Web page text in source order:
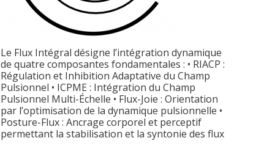
Le Flux Intégral désigne l’intégration dynamique
de quatre composantes fondamentales : • RIACP :
Régulation et Inhibition Adaptative du Champ
Pulsionnel • ICPME : Intégration du Champ
Pulsionnel Multi-Échelle • Flux-Joie : Orientation
par l’optimisation de la dynamique pulsionnelle •
Posture-Flux : Ancrage corporel et perceptif
permettant la stabilisation et la syntonie des flux